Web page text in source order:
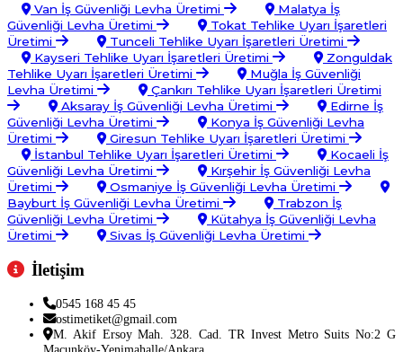
Van İş Güvenliği Levha Üretimi
Malatya İş
Güvenliği Levha Üretimi
Tokat Tehlike Uyarı İşaretleri
Üretimi
Tunceli Tehlike Uyarı İşaretleri Üretimi
Kayseri Tehlike Uyarı İşaretleri Üretimi
Zonguldak
Tehlike Uyarı İşaretleri Üretimi
Muğla İş Güvenliği
Levha Üretimi
Çankırı Tehlike Uyarı İşaretleri Üretimi
Aksaray İş Güvenliği Levha Üretimi
Edirne İş
Güvenliği Levha Üretimi
Konya İş Güvenliği Levha
Üretimi
Giresun Tehlike Uyarı İşaretleri Üretimi
İstanbul Tehlike Uyarı İşaretleri Üretimi
Kocaeli İş
Güvenliği Levha Üretimi
Kırşehir İş Güvenliği Levha
Üretimi
Osmaniye İş Güvenliği Levha Üretimi
Bayburt İş Güvenliği Levha Üretimi
Trabzon İş
Güvenliği Levha Üretimi
Kütahya İş Güvenliği Levha
Üretimi
Sivas İş Güvenliği Levha Üretimi
İletişim
0545 168 45 45
ostimetiket@gmail.com
M. Akif Ersoy Mah. 328. Cad. TR Invest Metro Suits No:2 G